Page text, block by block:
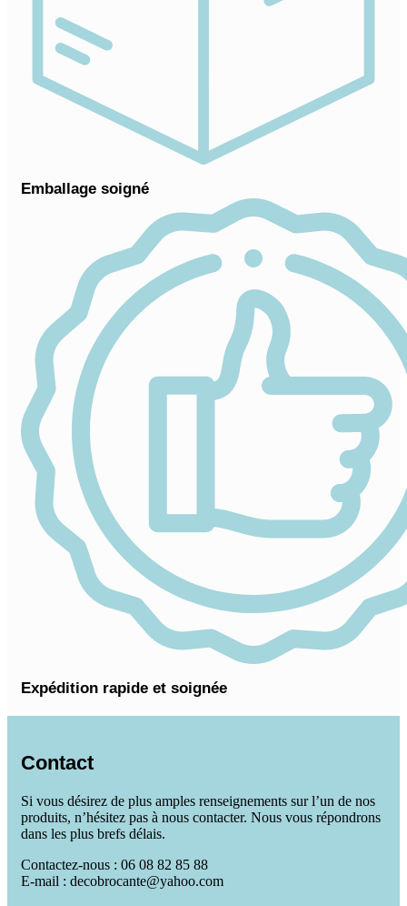
Emballage soigné
Expédition rapide et soignée
Contact
Si vous désirez de plus amples renseignements sur l’un de nos
produits, n’hésitez pas à nous contacter. Nous vous répondrons
dans les plus brefs délais.
Contactez-nous : 06 08 82 85 88
E-mail : decobrocante@yahoo.com